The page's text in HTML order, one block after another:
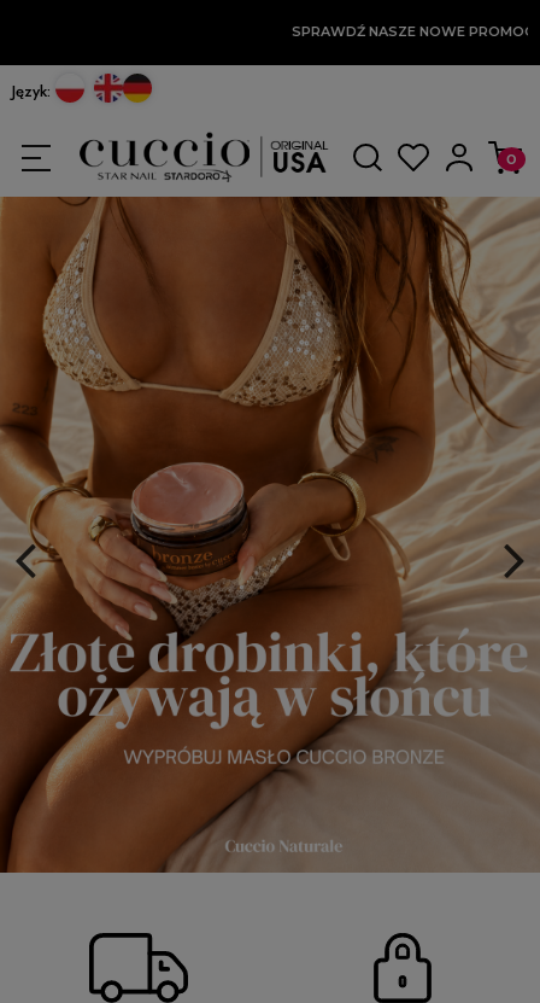
SPRAWDŹ NASZE NOWE PROMOCJE
Język: